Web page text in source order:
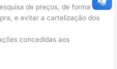
de preços, de forma a
e evitar a cartelização dos
concedidas aos